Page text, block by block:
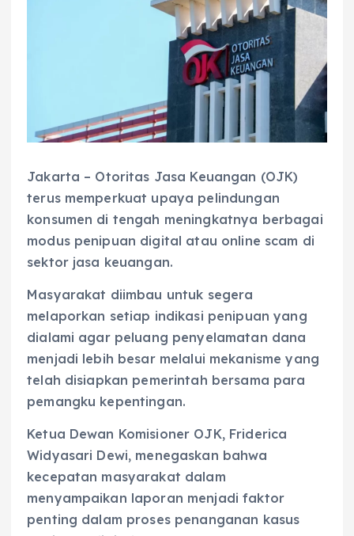
Jakarta – Otoritas Jasa Keuangan (OJK)
terus memperkuat upaya pelindungan
konsumen di tengah meningkatnya berbagai
modus penipuan digital atau online scam di
sektor jasa keuangan.
Masyarakat diimbau untuk segera
melaporkan setiap indikasi penipuan yang
dialami agar peluang penyelamatan dana
menjadi lebih besar melalui mekanisme yang
telah disiapkan pemerintah bersama para
pemangku kepentingan.
Ketua Dewan Komisioner OJK, Friderica
Widyasari Dewi, menegaskan bahwa
kecepatan masyarakat dalam
menyampaikan laporan menjadi faktor
penting dalam proses penanganan kasus